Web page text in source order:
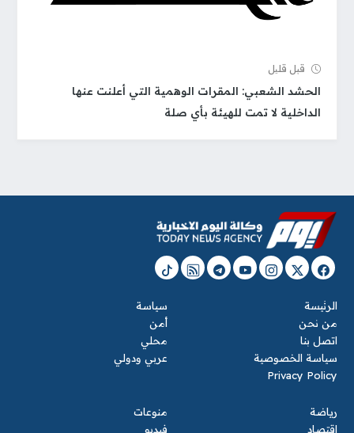
قبل قلیل
الحشد الشعبي: المقرات الوهمية التي أعلنت عنها
الداخلية لا تمت للهيئة بأي صلة
الرئيسة
من نحن
اتصل بنا
سياسة الخصوصية
Privacy Policy
سياسة
أمن
محلي
عربي ودولي
رياضة
اقتصاد
منوعات
فيديو